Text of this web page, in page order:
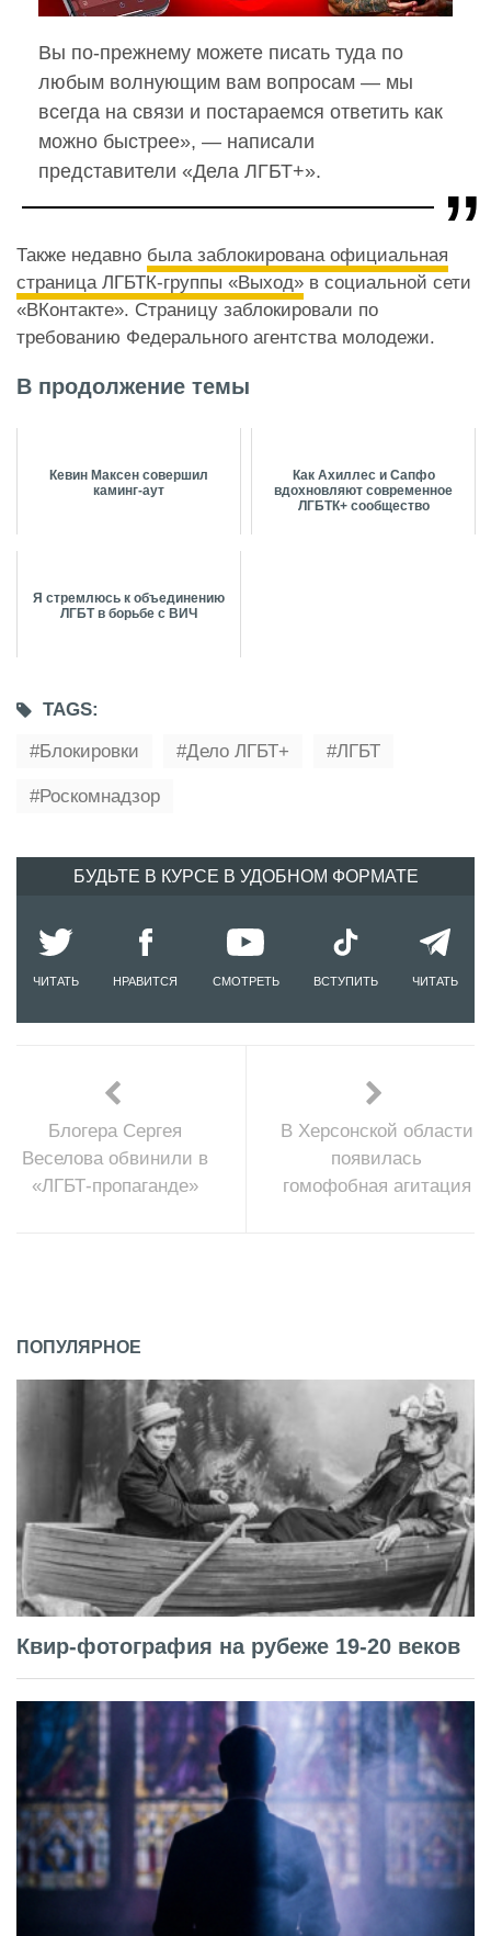
Вы по-прежнему можете писать туда по
любым волнующим вам вопросам — мы
всегда на связи и постараемся ответить как
можно быстрее», — написали
представители «Дела ЛГБТ+».
Также недавно была заблокирована официальная
страница ЛГБТК-группы «Выход» в социальной сети
«ВКонтакте». Страницу заблокировали по
требованию Федерального агентства молодежи.
В продолжение темы
Кевин Максен совершил
каминг-аут
Как Ахиллес и Сапфо
вдохновляют современное
ЛГБТК+ сообщество
Я стремлюсь к объединению
ЛГБТ в борьбе с ВИЧ
TAGS:
Блокировки
Дело ЛГБТ+ ЛГБТ
Роскомнадзор
БУДЬТЕ В КУРСЕ В УДОБНОМ ФОРМАТЕ
ЧИТАТЬ НРАВИТСЯ СМОТРЕТЬ ВСТУПИТЬ ЧИТАТЬ
Блогера Сергея
Веселова обвинили в
«ЛГБТ-пропаганде»
В Херсонской области
появилась
гомофобная агитация
ПОПУЛЯРНОЕ
Квир-фотография на рубеже 19-20 веков